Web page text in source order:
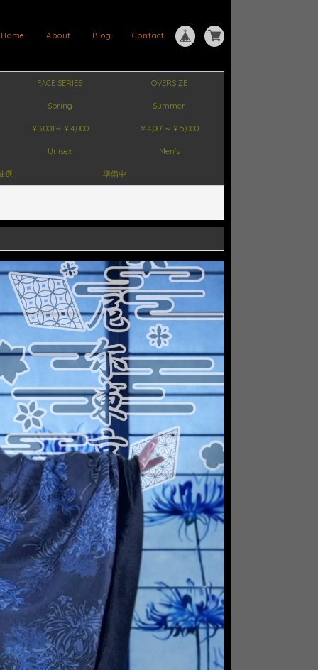
Contact
Blog
About
Home
FACE SERIES OVERSIZE
Spring Summer
￥3,001～￥4,000 ￥4,001～￥5,000
Unisex Men's
選 準備中